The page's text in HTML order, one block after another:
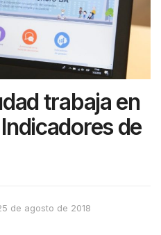
trabaja en
de
de agosto de 2018